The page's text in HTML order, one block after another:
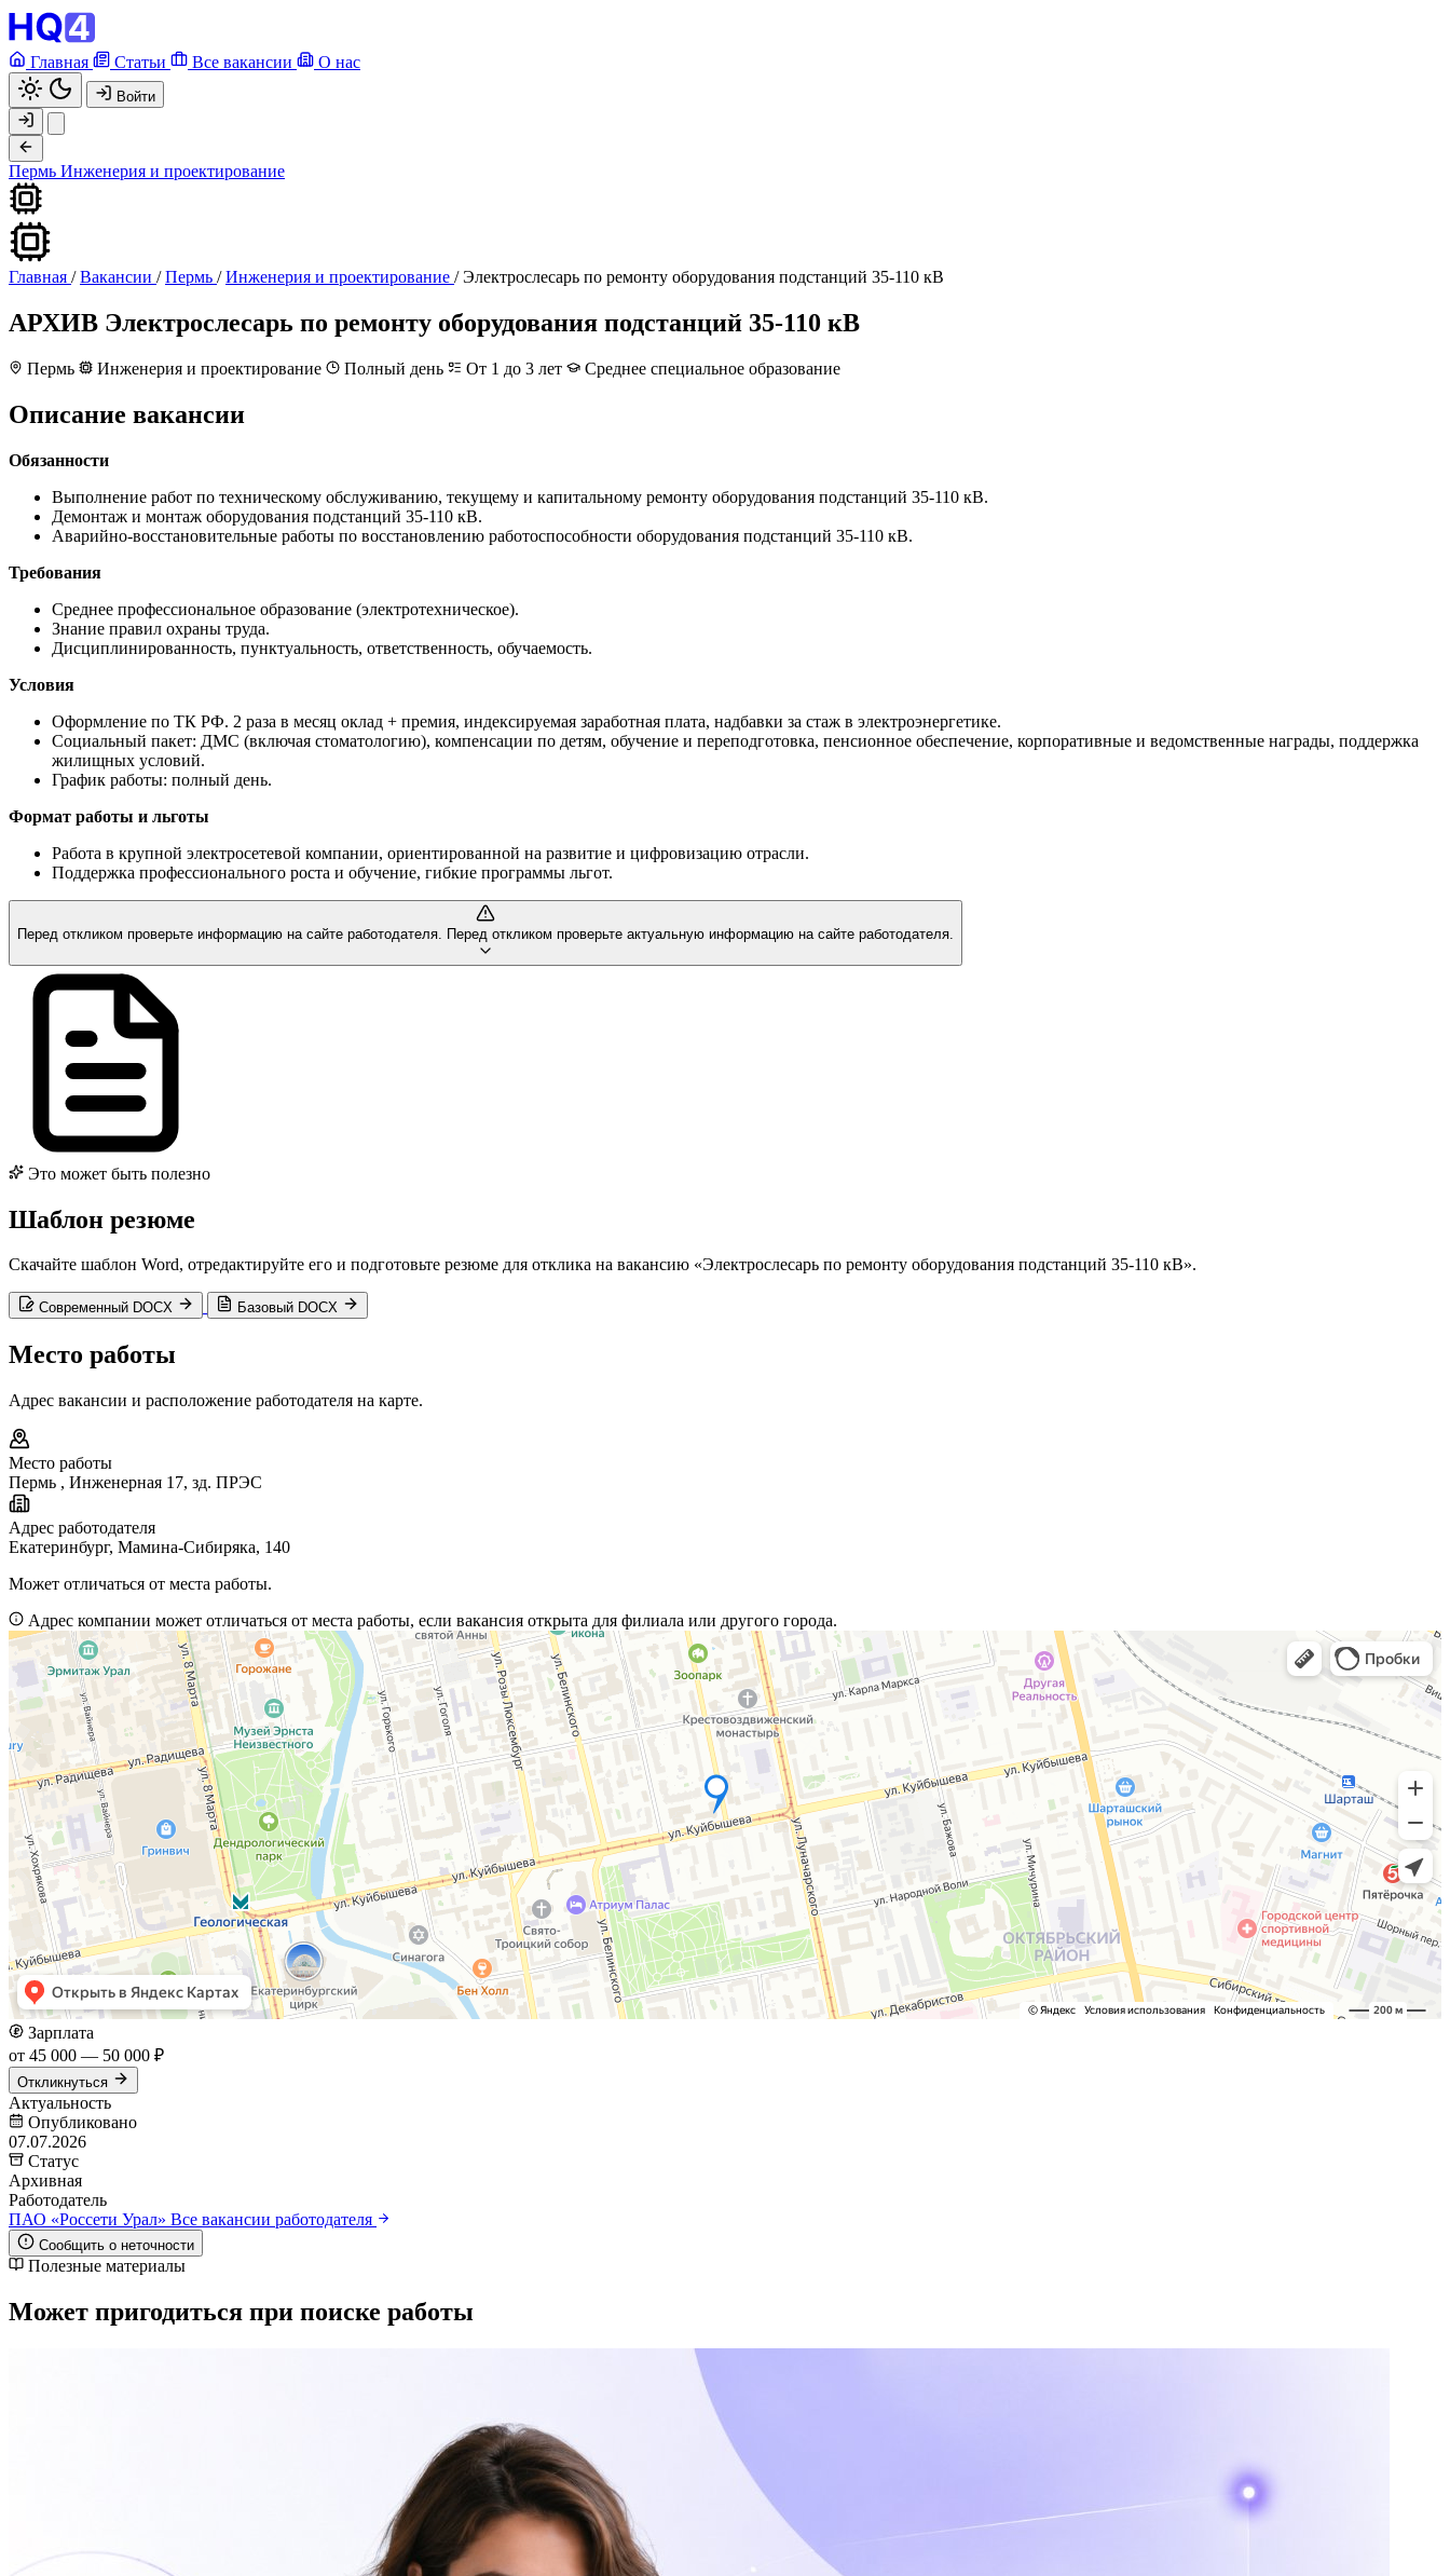
Главная Статьи Все вакансии О нас
Войти
Пермь Инженерия и проектирование
Главная / Вакансии / Пермь / Инженерия и проектирование / Электрослесарь по ремонту оборудования подстанций 35-110 кВ
АРХИВ Электрослесарь по ремонту оборудования подстанций 35-110 кВ
Пермь Инженерия и проектирование Полный день От 1 до 3 лет Среднее специальное образование
Описание вакансии
Обязанности
Выполнение работ по техническому обслуживанию, текущему и капитальному ремонту оборудования подстанций 35-110 кВ.
Демонтаж и монтаж оборудования подстанций 35-110 кВ.
Аварийно-восстановительные работы по восстановлению работоспособности оборудования подстанций 35-110 кВ.
Требования
Среднее профессиональное образование (электротехническое).
Знание правил охраны труда.
Дисциплинированность, пунктуальность, ответственность, обучаемость.
Условия
Оформление по ТК РФ. 2 раза в месяц оклад + премия, индексируемая заработная плата, надбавки за стаж в электроэнергетике.
Социальный пакет: ДМС (включая стоматологию), компенсации по детям, обучение и переподготовка, пенсионное обеспечение, корпоративные и ведомственные награды, поддержка
жилищных условий.
График работы: полный день.
Формат работы и льготы
Работа в крупной электросетевой компании, ориентированной на развитие и цифровизацию отрасли.
Поддержка профессионального роста и обучение, гибкие программы льгот.
Перед откликом проверьте информацию на сайте работодателя. Перед откликом проверьте актуальную информацию на сайте работодателя.
Это может быть полезно
Шаблон резюме
Скачайте шаблон Word, отредактируйте его и подготовьте резюме для отклика на вакансию «Электрослесарь по ремонту оборудования подстанций 35-110 кВ».
Современный DOCX Базовый DOCX
Место работы
Адрес вакансии и расположение работодателя на карте.
Место работы
Пермь , Инженерная 17, зд. ПРЭС
Адрес работодателя
Екатеринбург, Мамина-Сибиряка, 140
Может отличаться от места работы.
Адрес компании может отличаться от места работы, если вакансия открыта для филиала или другого города.
Зарплата
от 45 000 — 50 000 ₽
Откликнуться
Актуальность
Опубликовано
07.07.2026
Статус
Архивная
Работодатель
ПАО «Россети Урал» Все вакансии работодателя
Сообщить о неточности
Полезные материалы
Может пригодиться при поиске работы